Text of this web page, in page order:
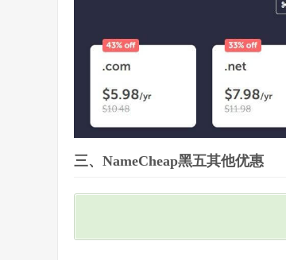
三、NameCheap黑五其他优惠